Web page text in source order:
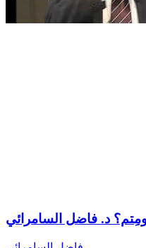
د. فاضل السامرائي